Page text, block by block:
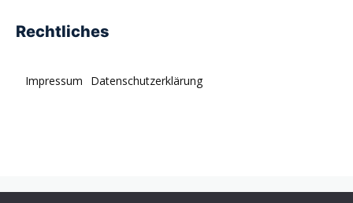
Rechtliches
Impressum Datenschutzerklärung